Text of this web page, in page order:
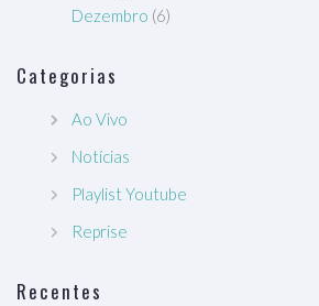
Dezembro (6)
Categorias
Ao Vivo
Notícias
Playlist Youtube
Reprise
Recentes